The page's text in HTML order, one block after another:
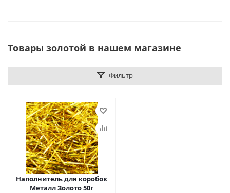
Товары золотой в нашем магазине
Фильтр
Наполнитель для коробок
Металл Золото 50г